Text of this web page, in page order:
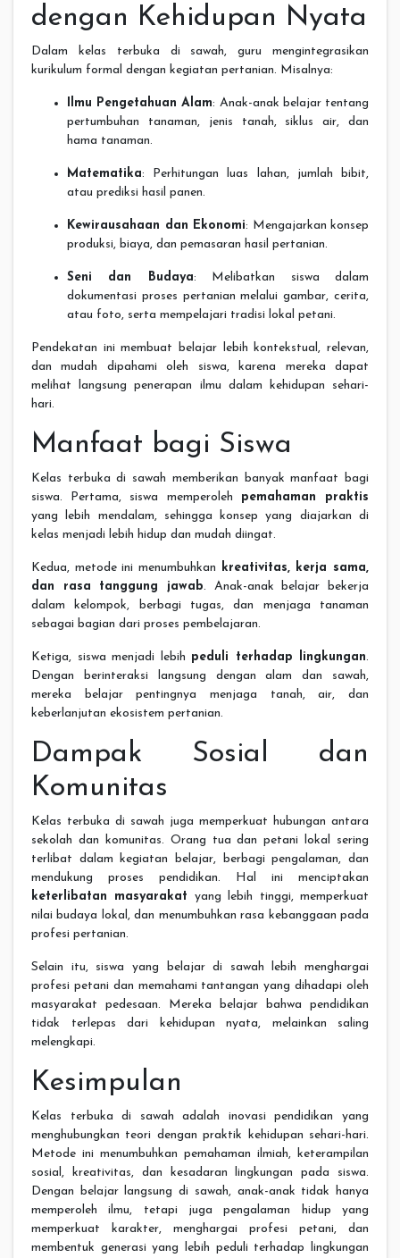
dengan Kehidupan Nyata
Dalam kelas terbuka di sawah, guru mengintegrasikan
kurikulum formal dengan kegiatan pertanian. Misalnya:
Ilmu Pengetahuan Alam: Anak-anak belajar tentang
pertumbuhan tanaman, jenis tanah, siklus air, dan
hama tanaman.
Matematika: Perhitungan luas lahan, jumlah bibit,
atau prediksi hasil panen.
Kewirausahaan dan Ekonomi: Mengajarkan konsep
produksi, biaya, dan pemasaran hasil pertanian.
Seni dan Budaya: Melibatkan siswa dalam
dokumentasi proses pertanian melalui gambar, cerita,
atau foto, serta mempelajari tradisi lokal petani.
Pendekatan ini membuat belajar lebih kontekstual, relevan,
dan mudah dipahami oleh siswa, karena mereka dapat
melihat langsung penerapan ilmu dalam kehidupan sehari-
hari.
Manfaat bagi Siswa
Kelas terbuka di sawah memberikan banyak manfaat bagi
siswa. Pertama, siswa memperoleh pemahaman praktis
yang lebih mendalam, sehingga konsep yang diajarkan di
kelas menjadi lebih hidup dan mudah diingat.
Kedua, metode ini menumbuhkan
kreativitas, kerja sama,
dan rasa tanggung jawab. Anak-anak belajar bekerja
dalam kelompok, berbagi tugas, dan menjaga tanaman
sebagai bagian dari proses pembelajaran.
Ketiga, siswa menjadi lebih peduli terhadap lingkungan.
Dengan berinteraksi langsung dengan alam dan sawah,
mereka belajar pentingnya menjaga tanah, air, dan
keberlanjutan ekosistem pertanian.
Dampak Sosial dan
Komunitas
Kelas terbuka di sawah juga memperkuat hubungan antara
sekolah dan komunitas. Orang tua dan petani lokal sering
terlibat dalam kegiatan belajar, berbagi pengalaman, dan
mendukung proses pendidikan. Hal ini menciptakan
keterlibatan masyarakat yang lebih tinggi, memperkuat
nilai budaya lokal, dan menumbuhkan rasa kebanggaan pada
profesi pertanian.
Selain itu, siswa yang belajar di sawah lebih menghargai
profesi petani dan memahami tantangan yang dihadapi oleh
masyarakat pedesaan. Mereka belajar bahwa pendidikan
tidak terlepas dari kehidupan nyata, melainkan saling
melengkapi.
Kesimpulan
Kelas terbuka di sawah adalah inovasi pendidikan yang
menghubungkan teori dengan praktik kehidupan sehari-hari.
Metode ini menumbuhkan pemahaman ilmiah, keterampilan
sosial, kreativitas, dan kesadaran lingkungan pada siswa.
Dengan belajar langsung di sawah, anak-anak tidak hanya
memperoleh ilmu, tetapi juga pengalaman hidup yang
memperkuat karakter, menghargai profesi petani, dan
membentuk generasi yang lebih peduli terhadap lingkungan